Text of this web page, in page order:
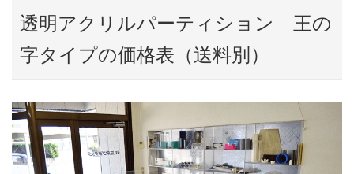
透明アクリルパーティション 王の
字タイプの価格表（送料別）